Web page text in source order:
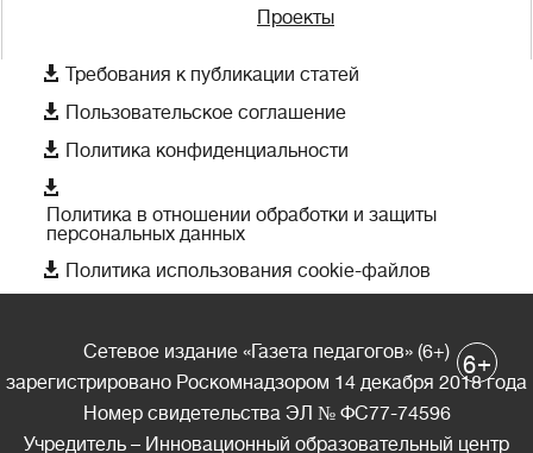
Проекты
 Требования к публикации статей
 Пользовательское соглашение
 Политика конфиденциальности

Политика в отношении обработки и защиты
персональных данных
 Политика использования cookie-файлов
Сетевое издание «Газета педагогов» (6+)
зарегистрировано Роскомнадзором 14 декабря 2018 года
Номер свидетельства ЭЛ № ФС77-74596
Учредитель – Инновационный образовательный центр
6+